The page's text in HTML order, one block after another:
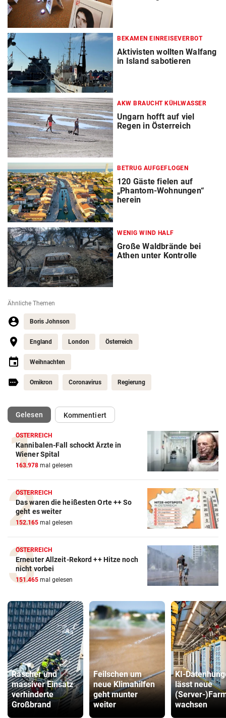
BEKAMEN EINREISEVERBOT
Aktivisten wollten Walfang
in Island sabotieren
AKW BRAUCHT KÜHLWASSER
Ungarn hofft auf viel
Regen in Österreich
BETRUG AUFGEFLOGEN
120 Gäste fielen auf
„Phantom-Wohnungen“
herein
WENIG WIND HALF
Große Waldbrände bei
Athen unter Kontrolle
Ähnliche Themen
Boris Johnson
England London Österreich
Weihnachten
Omikron Coronavirus Regierung
Gelesen(ausgewählt)Kommentiert
ÖSTERREICH
Kannibalen-Fall schockt Ärzte in
Wiener Spital
163.978 mal gelesen
ÖSTERREICH
Das waren die heißesten Orte ++ So
geht es weiter
152.165 mal gelesen
ÖSTERREICH
Erneuter Allzeit-Rekord ++ Hitze noch
nicht vorbei
151.465 mal gelesen
Rascher und
massiver Einsatz
verhinderte
Großbrand
Feilschen um
neue Klimahilfen
geht munter
weiter
KI-
lässt neue
(Server-
wachsen